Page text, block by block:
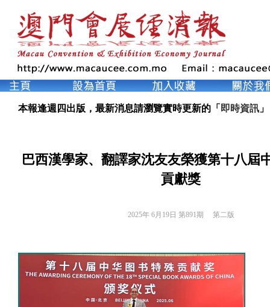
本報逢週四出版，最新消息請瀏覽實時更新的「 即時資訊 」
巴西漢學家、翻譯家沈友友榮獲第十八屆
貢獻獎
2025年 6月19日 第891期 第二版